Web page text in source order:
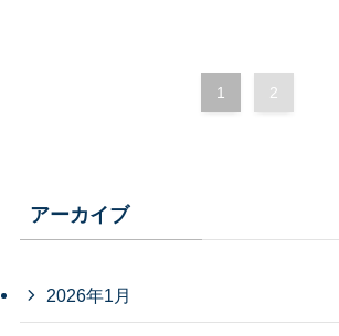
1 2
アーカイブ
2026年1月